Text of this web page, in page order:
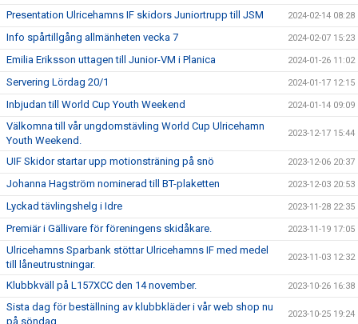
Presentation Ulricehamns IF skidors Juniortrupp till JSM 2024-02-14 08:28
Info spårtillgång allmänheten vecka 7 2024-02-07 15:23
Emilia Eriksson uttagen till Junior-VM i Planica 2024-01-26 11:02
Servering Lördag 20/1 2024-01-17 12:15
Inbjudan till World Cup Youth Weekend 2024-01-14 09:09
Välkomna till vår ungdomstävling World Cup Ulricehamn
Youth Weekend.
2023-12-17 15:44
UIF Skidor startar upp motionsträning på snö 2023-12-06 20:37
Johanna Hagström nominerad till BT-plaketten 2023-12-03 20:53
Lyckad tävlingshelg i Idre 2023-11-28 22:35
Premiär i Gällivare för föreningens skidåkare. 2023-11-19 17:05
Ulricehamns Sparbank stöttar Ulricehamns IF med medel
till låneutrustningar.
2023-11-03 12:32
Klubbkväll på L157XCC den 14 november. 2023-10-26 16:38
Sista dag för beställning av klubbkläder i vår web shop nu
på söndag.
2023-10-25 19:24